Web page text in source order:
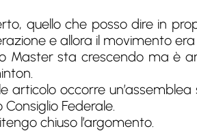
quello che posso dire in
e allora il movimento
Master sta crescendo ma è
articolo occorre
Federale.
chiuso l’argomento.